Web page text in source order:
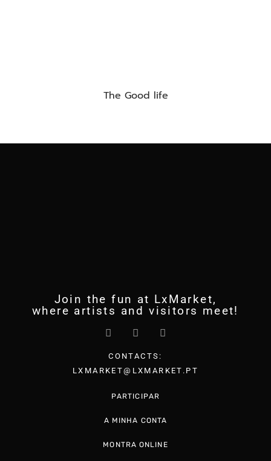
The Good life
Join the fun at LxMarket,
where artists and visitors meet!
CONTACTS:
LXMARKET@LXMARKET.PT
PARTICIPAR
A MINHA CONTA
MONTRA ONLINE